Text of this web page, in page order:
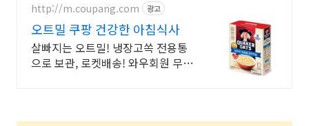
http://m.coupang.com 광고
오트밀 쿠팡 건강한 아침식사
살빠지는 오트밀! 냉장고쏙 전용통
으로 보관, 로켓배송! 와우회원 무료